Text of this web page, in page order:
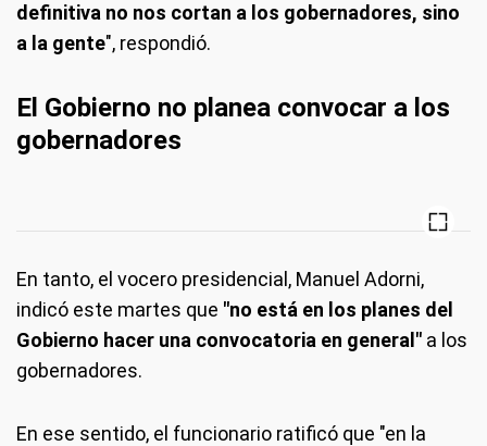
definitiva no nos cortan a los gobernadores, sino
a la gente", respondió.
El Gobierno no planea convocar a los
gobernadores
En tanto, el vocero presidencial, Manuel Adorni,
indicó este martes que "no está en los planes del
Gobierno hacer una convocatoria en general" a los
gobernadores.
En ese sentido, el funcionario ratificó que "en la